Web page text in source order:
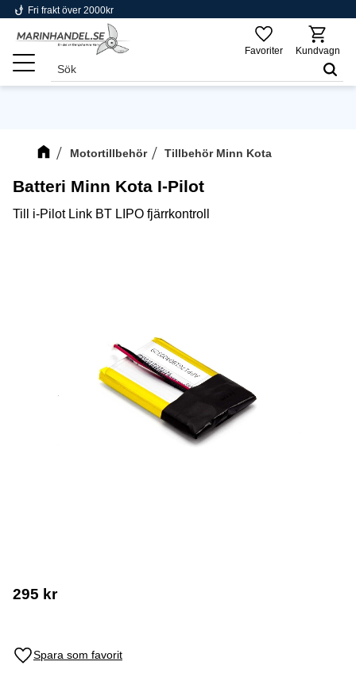
Meny
phishing Fri frakt över 2000kr
Favoriter Kundvagn
Motortillbehör Tillbehör Minn Kota
Batteri Minn Kota I-Pilot
Till i-Pilot Link BT LIPO fjärrkontroll
295 kr
Lägg till i favoriter